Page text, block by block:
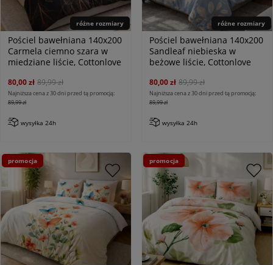
różne rozmiary
Pościel bawełniana 140x200
Carmela ciemno szara w
miedziane liście, Cottonlove
80,00 zł 89,99 zł
Najniższa cena z 30 dni przed tą promocją:
89,99 zł
wysyłka 24h
różne rozmiary
Pościel bawełniana 140x200
Sandleaf niebieska w
beżowe liście, Cottonlove
80,00 zł 89,99 zł
Najniższa cena z 30 dni przed tą promocją:
89,99 zł
wysyłka 24h
promocja promocja